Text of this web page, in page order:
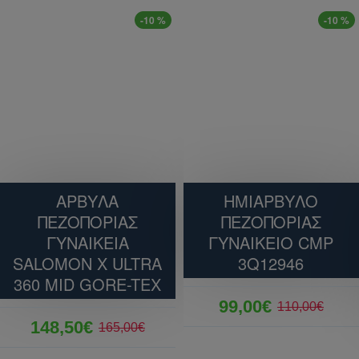
-10 %
ΑΡΒΥΛΑ
ΠΕΖΟΠΟΡΙΑΣ
ΓΥΝΑΙΚΕΙΑ
SALOMON X ULTRA
360 MID GORE-TEX
148,50€ 165,00€
-10 %
ΗΜΙΑΡΒΥΛΟ
ΠΕΖΟΠΟΡΙΑΣ
ΓΥΝΑΙΚΕΙΟ CMP
3Q12946
99,00€ 110,00€